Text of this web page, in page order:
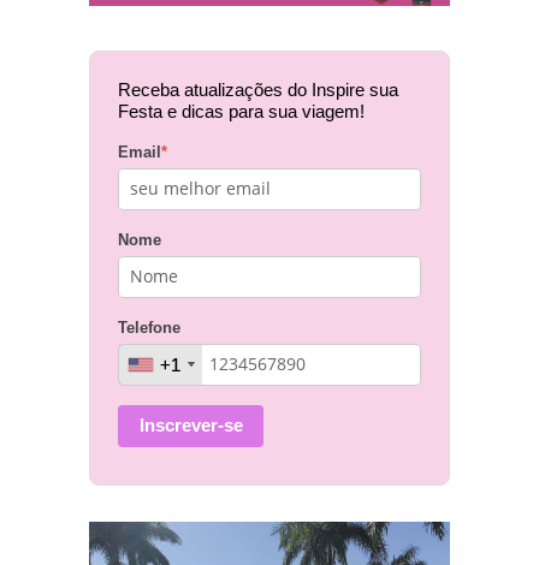
Receba atualizações do Inspire sua
Festa e dicas para sua viagem!
Email*
Nome
Telefone
+1
+1
Inscrever-se